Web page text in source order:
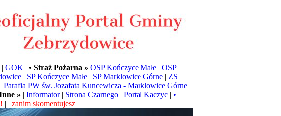
| GOK | • Straż Pożarna » OSP Kończyce Małe | OSP
| SP Kończyce Małe | SP Marklowice Górne | ZS
| Parafia PW św. Jozafata Kuncewicza - Marklowice Górne |
Inne » | Informator| Strona Czarnego | Portal Kaczyc | •
| | zanim skomentujesz